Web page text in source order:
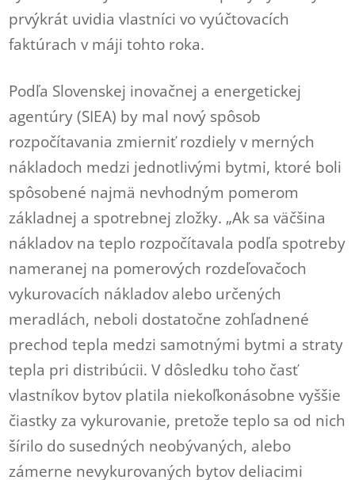
prvýkrát uvidia vlastníci vo vyúčtovacích
faktúrach v máji tohto roka.
Podľa Slovenskej inovačnej a energetickej
agentúry (SIEA) by mal nový spôsob
rozpočítavania zmierniť rozdiely v merných
nákladoch medzi jednotlivými bytmi, ktoré boli
spôsobené najmä nevhodným pomerom
základnej a spotrebnej zložky. „Ak sa väčšina
nákladov na teplo rozpočítavala podľa spotreby
nameranej na pomerových rozdeľovačoch
vykurovacích nákladov alebo určených
meradlách, neboli dostatočne zohľadnené
prechod tepla medzi samotnými bytmi a straty
tepla pri distribúcii. V dôsledku toho časť
vlastníkov bytov platila niekoľkonásobne vyššie
čiastky za vykurovanie, pretože teplo sa od nich
šírilo do susedných neobývaných, alebo
zámerne nevykurovaných bytov deliacimi